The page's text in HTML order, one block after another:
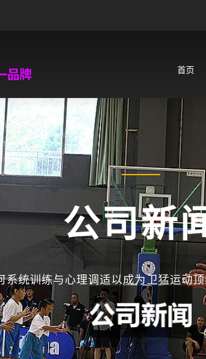
首页
公司新
系统训练与心理调适以成为卫猛运动